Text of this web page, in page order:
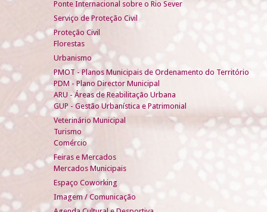
Ponte Internacional sobre o Rio Sever
Serviço de Proteção Civil
Proteção Civil
Florestas
Urbanismo
PMOT - Planos Municipais de Ordenamento do Território
PDM - Plano Director Municipal
ARU - Áreas de Reabilitação Urbana
GUP - Gestão Urbanística e Patrimonial
Veterinário Municipal
Turismo
Comércio
Feiras e Mercados
Mercados Municipais
Espaço Coworking
Imagem / Comunicação